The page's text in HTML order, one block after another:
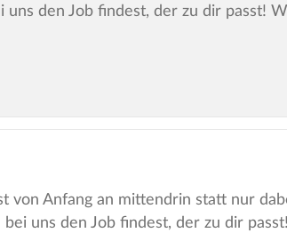
den Job findest, der zu dir passt!
von Anfang an mittendrin statt nur
uns den Job findest, der zu dir